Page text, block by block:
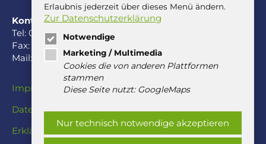
Kontakt
Tel: 03947 958-0
Fax: 03947 958-45
Mail:
@wohnen-in-thale.de
Impressum
Datenschutz
Erklärung zur Barrierefreiheit
Erlaubnis jederzeit über dieses Menü ändern.
Zur Datenschutzerklärung
Notwendige
Marketing / Multimedia
Cookies die von anderen Plattformen
stammen
Diese Seite nutzt: GoogleMaps
Nur technisch notwendige akzeptieren